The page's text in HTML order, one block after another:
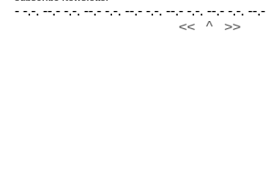
- -.-. --.- -.-. --.- -.-. --.- -.-. --.- -.-. --.- -.-. --.-
<<
^ >>